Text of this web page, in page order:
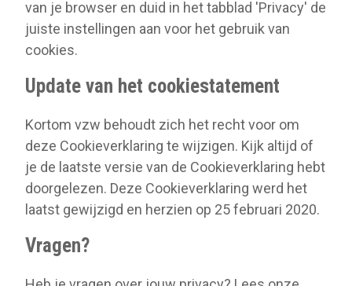
van je browser en duid in het tabblad 'Privacy' de
juiste instellingen aan voor het gebruik van
cookies.
Update van het cookiestatement
Kortom vzw behoudt zich het recht voor om
deze Cookieverklaring te wijzigen. Kijk altijd of
je de laatste versie van de Cookieverklaring hebt
doorgelezen. Deze Cookieverklaring werd het
laatst gewijzigd en herzien op 25 februari 2020.
Vragen?